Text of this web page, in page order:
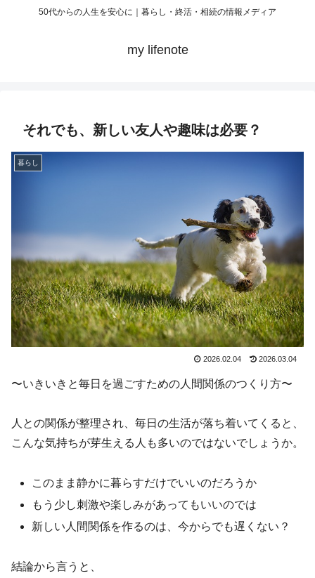
50代からの人生を安心に｜暮らし・終活・相続の情報メディア
my lifenote
それでも、新しい友人や趣味は必要？
暮らし
2026.02.04 2026.03.04
〜いきいきと毎日を過ごすための人間関係のつくり方〜
人との関係が整理され、毎日の生活が落ち着いてくると、
こんな気持ちが芽生える人も多いのではないでしょうか。
このまま静かに暮らすだけでいいのだろうか
もう少し刺激や楽しみがあってもいいのでは
新しい人間関係を作るのは、今からでも遅くない？
結論から言うと、